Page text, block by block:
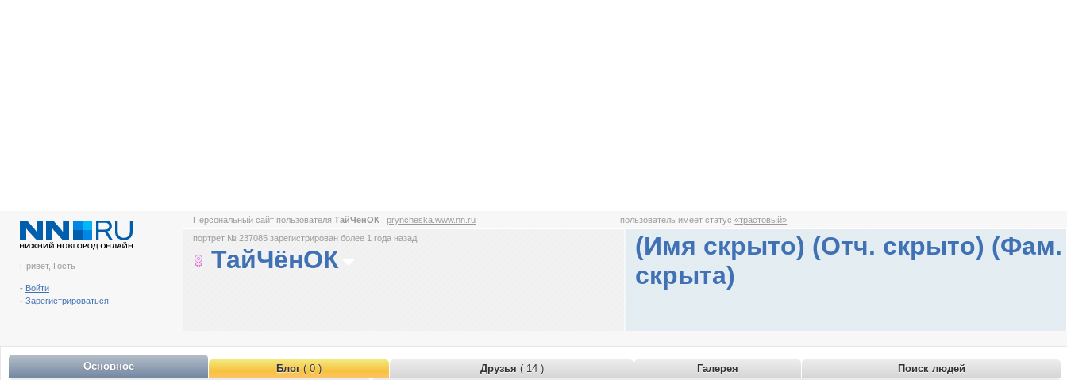
Привет, Гость !
- Войти
- Зарегистрироваться
Персональный сайт пользователя ТайЧёнОК : pryncheska.www.nn.ru пользователь имеет статус«трастовый»
портрет № 237085 зарегистрирован более 1 года назад
ТайЧёнОК
(Имя скрыто) (Отч. скрыто) (Фам.
скрыта)
Основное Блог( 0 ) Друзья ( 14 ) Галерея
Поиск людей